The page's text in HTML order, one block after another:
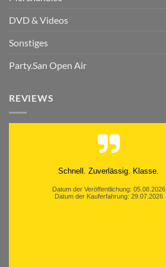
DVD & Videos
Sonstiges
Party.San Open Air
REVIEWS
Schnell. Zuverlässig. Klasse.
Datum der Veröffentlichung: 05.08.2026
Datum der Kauferfahrung: 29.07.2026